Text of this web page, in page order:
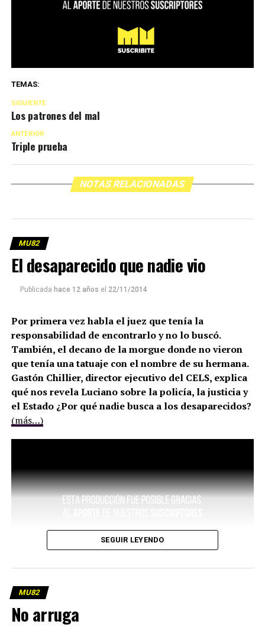
TEMAS:
SIGUIENTE
Los patrones del mal
ANTERIOR
Triple prueba
NOTAS RELACIONADAS
MU82
El desaparecido que nadie vio
Publicada hace 12 años el 22/11/2014
Por primera vez habla el juez que tenía la
responsabilidad de encontrarlo y no lo buscó.
También, el decano de la morgue donde no vieron
que tenía una tatuaje con el nombre de su hermana.
Gastón Chillier, director ejecutivo del CELS, explica
qué nos revela Luciano sobre la policía, la justicia y
el Estado ¿Por qué nadie busca a los desaparecidos?
(más…)
SEGUIR LEYENDO
MU82
No arruga